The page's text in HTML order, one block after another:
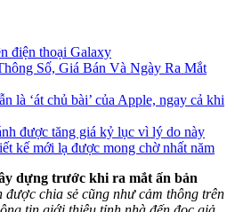
điện thoại Galaxy
Số, Giá Bán Và Ngày Ra Mắt
là ‘át chủ bài’ của Apple, ngay cả khi
được tăng giá kỷ lục vì lý do này
kế mới lạ được mong chờ nhất năm
dựng trước khi ra mắt ấn bản
được chia sẻ cũng như cảm thông trên